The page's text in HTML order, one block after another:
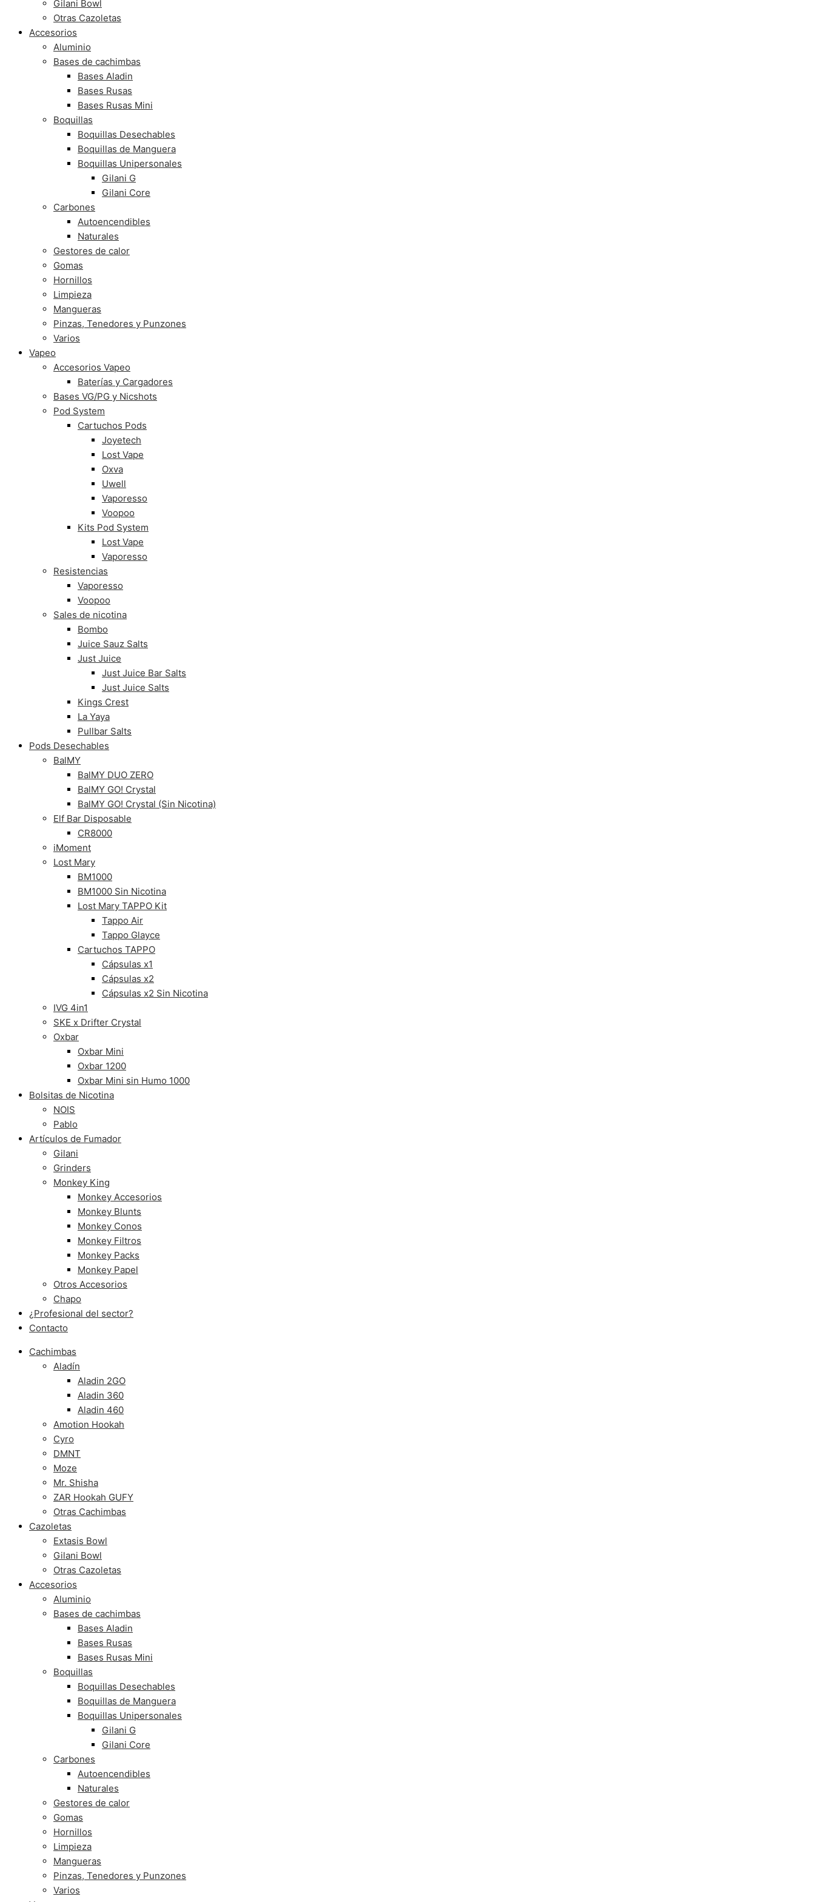
Gilani Bowl
Otras Cazoletas
Accesorios
Aluminio
Bases de cachimbas
Bases Aladin
Bases Rusas
Bases Rusas Mini
Boquillas
Boquillas Desechables
Boquillas de Manguera
Boquillas Unipersonales
Gilani G
Gilani Core
Carbones
Autoencendibles
Naturales
Gestores de calor
Gomas
Hornillos
Limpieza
Mangueras
Pinzas, Tenedores y Punzones
Varios
Vapeo
Accesorios Vapeo
Baterías y Cargadores
Bases VG/PG y Nicshots
Pod System
Cartuchos Pods
Joyetech
Lost Vape
Oxva
Uwell
Vaporesso
Voopoo
Kits Pod System
Lost Vape
Vaporesso
Resistencias
Vaporesso
Voopoo
Sales de nicotina
Bombo
Juice Sauz Salts
Just Juice
Just Juice Bar Salts
Just Juice Salts
Kings Crest
La Yaya
Pullbar Salts
Pods Desechables
BalMY
BalMY DUO ZERO
BalMY GO! Crystal
BalMY GO! Crystal (Sin Nicotina)
Elf Bar Disposable
CR8000
iMoment
Lost Mary
BM1000
BM1000 Sin Nicotina
Lost Mary TAPPO Kit
Tappo Air
Tappo Glayce
Cartuchos TAPPO
Cápsulas x1
Cápsulas x2
Cápsulas x2 Sin Nicotina
IVG 4in1
SKE x Drifter Crystal
Oxbar
Oxbar Mini
Oxbar 1200
Oxbar Mini sin Humo 1000
Bolsitas de Nicotina
NOIS
Pablo
Artículos de Fumador
Gilani
Grinders
Monkey King
Monkey Accesorios
Monkey Blunts
Monkey Conos
Monkey Filtros
Monkey Packs
Monkey Papel
Otros Accesorios
Chapo
¿Profesional del sector?
Contacto
Cachimbas
Aladín
Aladin 2GO
Aladin 360
Aladin 460
Amotion Hookah
Cyro
DMNT
Moze
Mr. Shisha
ZAR Hookah GUFY
Otras Cachimbas
Cazoletas
Extasis Bowl
Gilani Bowl
Otras Cazoletas
Accesorios
Aluminio
Bases de cachimbas
Bases Aladin
Bases Rusas
Bases Rusas Mini
Boquillas
Boquillas Desechables
Boquillas de Manguera
Boquillas Unipersonales
Gilani G
Gilani Core
Carbones
Autoencendibles
Naturales
Gestores de calor
Gomas
Hornillos
Limpieza
Mangueras
Pinzas, Tenedores y Punzones
Varios